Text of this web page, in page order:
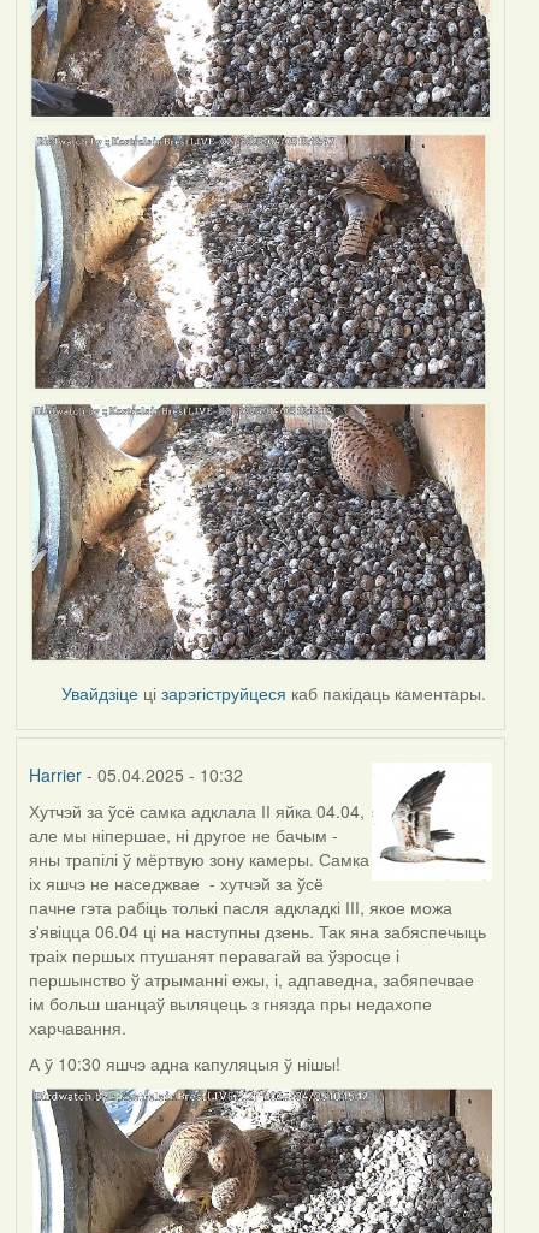
Увайдзіце цізарэгіструйцеся каб пакідаць каментары.
Harrier- 05.04.2025 - 10:32
Хутчэй за ўсё самка адклала ІІ яйка 04.04,
але мы ніпершае, ні другое не бачым -
яны трапілі ў мёртвую зону камеры. Самка
іх яшчэ не наседжвае - хутчэй за ўсё
пачне гэта рабіць толькі пасля адкладкі ІІІ, якое можа
з'явіцца 06.04 ці на наступны дзень. Так яна забяспечыць
траіх першых птушанят перавагай ва ўзросце і
першынство ў атрыманні ежы, і, адпаведна, забяпечвае
ім больш шанцаў выляцець з гнязда пры недахопе
харчавання.
А ў 10:30 яшчэ адна капуляцыя ў нішы!